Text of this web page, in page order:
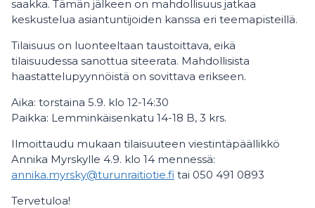
saakka. Tämän jälkeen on mahdollisuus jatkaa
keskustelua asiantuntijoiden kanssa eri teemapisteillä.
Tilaisuus on luonteeltaan taustoittava, eikä
tilaisuudessa sanottua siteerata. Mahdollisista
haastattelupyynnöistä on sovittava erikseen.
Aika: torstaina 5.9. klo 12-14:30
Paikka: Lemminkäisenkatu 14-18 B, 3 krs.
Ilmoittaudu mukaan tilaisuuteen viestintäpäällikkö
Annika Myrskylle 4.9. klo 14 mennessä:
annika.myrsky@turunraitiotie.fi tai 050 491 0893
Tervetuloa!